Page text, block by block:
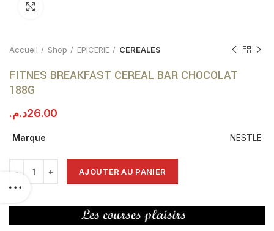
Accueil Shop EPICERIE CEREALES
FITNES BREAKFAST CEREAL BAR CHOCOLAT
188G
26.00د.م.
Marque NESTLE
AJOUTER AU PANIER